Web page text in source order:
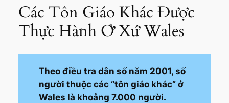
Các Tôn Giáo Khác Được
Thực Hành Ở Xứ Wales
Theo điều tra dân số năm 2001, số
người thuộc các “tôn giáo khác” ở
Wales là khoảng 7.000 người.